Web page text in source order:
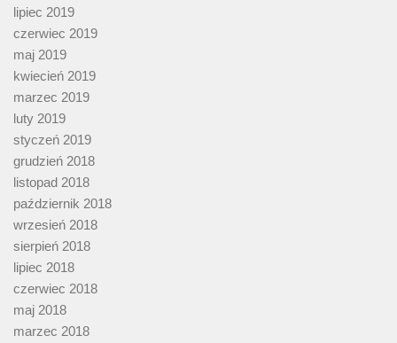
lipiec 2019
czerwiec 2019
maj 2019
kwiecień 2019
marzec 2019
luty 2019
styczeń 2019
grudzień 2018
listopad 2018
październik 2018
wrzesień 2018
sierpień 2018
lipiec 2018
czerwiec 2018
maj 2018
marzec 2018